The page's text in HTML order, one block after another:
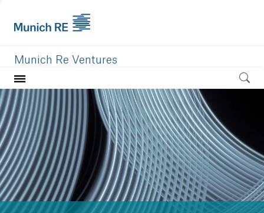
Munich Re Ventures
Home
Our value
Portfolio
Investment areas
Team